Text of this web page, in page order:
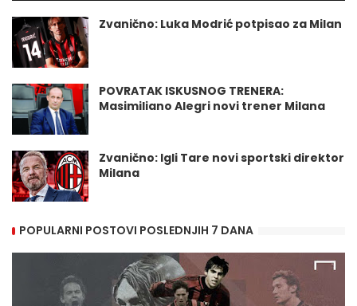
Zvanično: Luka Modrić potpisao za Milan
POVRATAK ISKUSNOG TRENERA:
Masimiliano Alegri novi trener Milana
Zvanično: Igli Tare novi sportski direktor
Milana
POPULARNI POSTOVI POSLEDNJIH 7 DANA